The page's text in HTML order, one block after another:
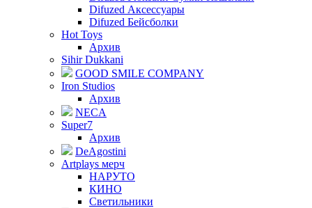
Difuzed Аксессуары
Difuzed Бейсболки
Hot Toys
Архив
Sihir Dukkani
GOOD SMILE COMPANY
Iron Studios
Архив
NECA
Super7
Архив
DeAgostini
Artplays мерч
НАРУТО
КИНО
Светильники